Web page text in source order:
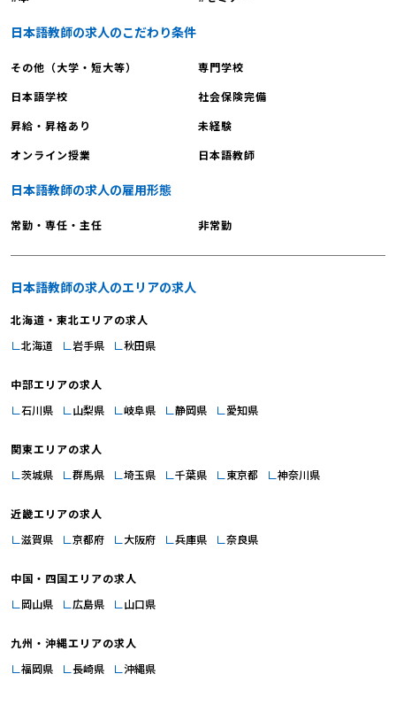
日本語教師の求人のこだわり条件
その他（大学・短大等）
専門学校
日本語学校
社会保険完備
昇給・昇格あり
未経験
オンライン授業
日本語教師
日本語教師の求人の雇用形態
常勤・専任・主任 非常勤
日本語教師の求人のエリアの求人
北海道・東北エリアの求人
北海道
岩手県 秋田県
中部エリアの求人
石川県
山梨県 岐阜県 静岡県 愛知県
関東エリアの求人
茨城県
群馬県 埼玉県 千葉県 東京都 神奈川県
近畿エリアの求人
滋賀県
京都府 大阪府 兵庫県 奈良県
中国・四国エリアの求人
岡山県
広島県 山口県
九州・沖縄エリアの求人
福岡県
長崎県 沖縄県